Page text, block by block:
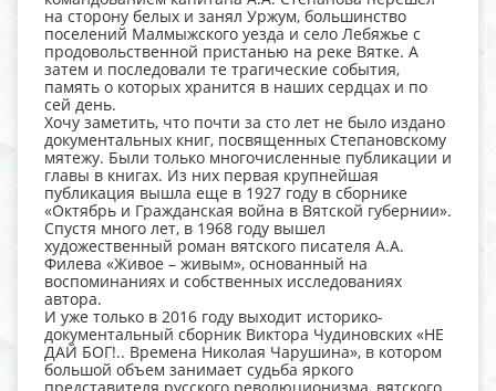
на сторону белых и занял Уржум, большинство
поселений Малмыжского уезда и село Лебяжье с
продовольственной пристанью на реке Вятке. А
затем и последовали те трагические события,
память о которых хранится в наших сердцах и по
сей день.
Хочу заметить, что почти за сто лет не было издано
документальных книг, посвященных Степановскому
мятежу. Были только многочисленные публикации и
главы в книгах. Из них первая крупнейшая
публикация вышла еще в 1927 году в сборнике
«Октябрь и Гражданская война в Вятской губернии».
Спустя много лет, в 1968 году вышел
художественный роман вятского писателя А.А.
Филева «Живое – живым», основанный на
воспоминаниях и собственных исследованиях
автора.
И уже только в 2016 году выходит историко-
документальный сборник Виктора Чудиновских «НЕ
ДАЙ БОГ!.. Времена Николая Чарушина», в котором
большой объем занимает судьба яркого